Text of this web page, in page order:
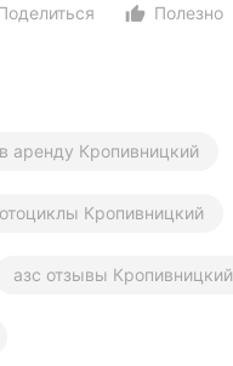
thumb_up_alt
Полезно
аренду Кропивницкий
Кропивницкий
азс отзывы Кропивницкий